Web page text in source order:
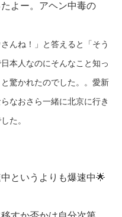
よー。アヘン中毒の
んね！」と答えると「そう
本人なのにそんなこと知っ
驚かれたのでした。。愛新
なおさら一緒に北京に行き
た。
というよりも爆速中🌟